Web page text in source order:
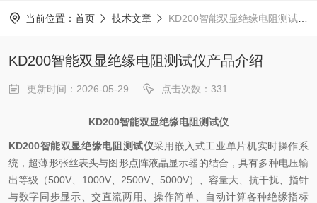
当前位置： 首页 技术文章 KD200智能双显绝缘电阻测试仪产品介绍
KD200智能双显绝缘电阻测试仪产品介绍
更新时间：2026-05-29 点击次数：331
KD200智能双显绝缘电阻测试仪
KD200智能双显绝缘电阻测试仪采用嵌入式工业单片机实时操作系
统，超薄形张丝表头与图形点阵液晶显示器的结合，具有多种电压输
出等级（500V、1000V、2500V、5000V）、容量大、抗干扰、指针
与数字同步显示、交直流两用、操作简单、自动计算各种绝缘指标